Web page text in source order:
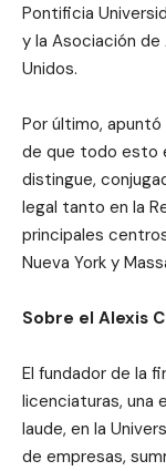
Pontificia
y la Asociación
Unidos.
Por último,
de que todo esto
distingue,
legal tanto en la
principales
Nueva York y
Sobre el Alexis
El fundador de la
licenciaturas, una
laude, en la
de empresas,